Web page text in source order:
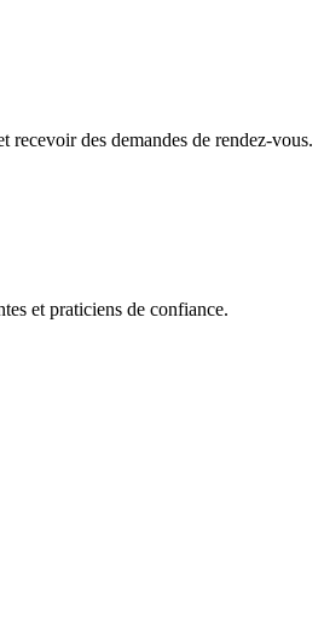
des demandes de rendez-vous.
et praticiens de confiance.